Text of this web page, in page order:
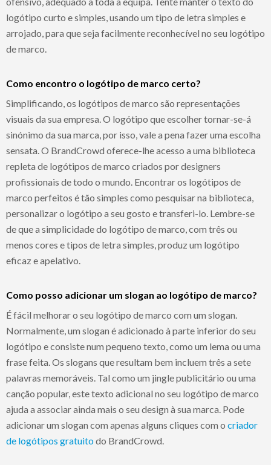
logótipo curto e simples, usando um tipo de letra simples e
arrojado, para que seja facilmente reconhecível no seu logótipo
de marco.
Como encontro o logótipo de marco certo?
Simplificando, os logótipos de marco são representações
visuais da sua empresa. O logótipo que escolher tornar-se-á
sinónimo da sua marca, por isso, vale a pena fazer uma escolha
sensata. O BrandCrowd oferece-lhe acesso a uma biblioteca
repleta de logótipos de marco criados por designers
profissionais de todo o mundo. Encontrar os logótipos de
marco perfeitos é tão simples como pesquisar na biblioteca,
personalizar o logótipo a seu gosto e transferi-lo. Lembre-se
de que a simplicidade do logótipo de marco, com três ou
menos cores e tipos de letra simples, produz um logótipo
eficaz e apelativo.
Como posso adicionar um slogan ao logótipo de marco?
É fácil melhorar o seu logótipo de marco com um slogan.
Normalmente, um slogan é adicionado à parte inferior do seu
logótipo e consiste num pequeno texto, como um lema ou uma
frase feita. Os slogans que resultam bem incluem três a sete
palavras memoráveis. Tal como um jingle publicitário ou uma
canção popular, este texto adicional no seu logótipo de marco
ajuda a associar ainda mais o seu design à sua marca. Pode
adicionar um slogan com apenas alguns cliques com o criador
de logótipos gratuitodo BrandCrowd.